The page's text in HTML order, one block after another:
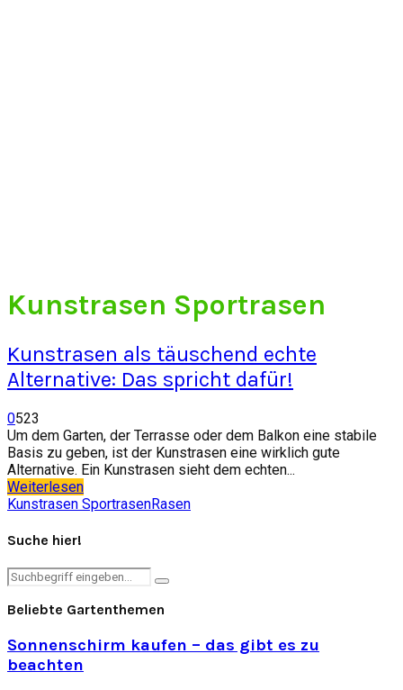
Kunstrasen Sportrasen
Kunstrasen als täuschend echte
Alternative: Das spricht dafür!
0523
Um dem Garten, der Terrasse oder dem Balkon eine stabile
Basis zu geben, ist der Kunstrasen eine wirklich gute
Alternative. Ein Kunstrasen sieht dem echten...
Weiterlesen
Kunstrasen SportrasenRasen
Suche hier!
Search
Search
Beliebte Gartenthemen
Sonnenschirm kaufen – das gibt es zu
beachten